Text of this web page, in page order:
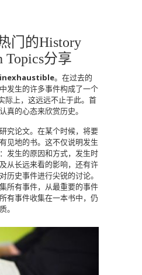
门的History
Topics分享
inexhaustible。在过去的
发生的许多事件构成了一个
际上，这远远不止于此。首
真的心态来欣赏历史。
究论文。在某个时候，将要
见地的书。这不仅说明发生
发生的原因和方式，发生时
从长远来看的影响，还有许
历史事件进行尖锐的讨论。
所有事件，从最重要的事件
有事件收集在一本书中，仍
。